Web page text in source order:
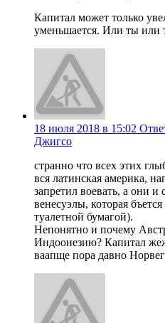
Капитал может только
уменьшается. Или ты или
18 июля 2018 в 15:02
Джигсо
странно что всех этих
вся латинская америка,
запретил воевать, а они
венесуэлы, которая
туалетной бумагой).
Непонятно и почему
Индоонезию? Капитал
ваапще пора давно